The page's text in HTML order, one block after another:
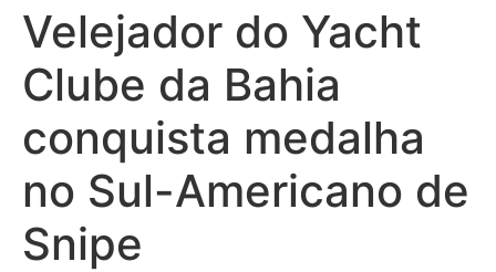
Velejador do Yacht
Clube da Bahia
conquista medalha
no Sul-Americano de
Snipe